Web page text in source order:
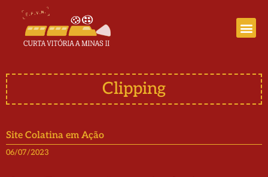
Clipping
Site Colatina em Ação
06/07/2023